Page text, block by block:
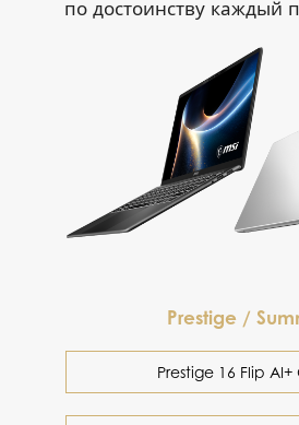
по достоинству каждый
Prestige /
Prestige 16 Flip AI+